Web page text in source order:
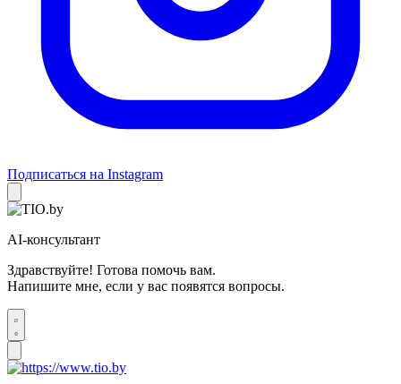
Подписаться на Instagram
AI-консультант
Здравствуйте! Готова помочь вам.
Напишите мне, если у вас появятся вопросы.